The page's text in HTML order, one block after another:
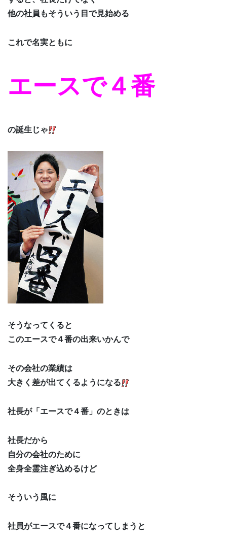
他の社員もそういう目で見始める
これで名実ともに
エースで４番
の誕生じゃ
そうなってくると
このエースで４番の出来いかんで
その会社の業績は
大きく差が出てくるようになる
社長が「エースで４番」のときは
社長だから
自分の会社のために
全身全霊注ぎ込めるけど
そういう風に
社員がエースで４番になってしまうと